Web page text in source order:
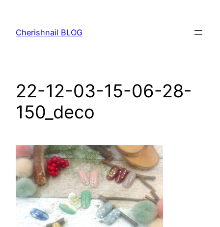
Cherishnail BLOG
22-12-03-15-06-28-
150_deco